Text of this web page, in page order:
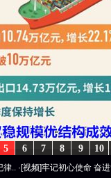
10
9
8
7
6
5
记初心使命 奋进复兴征程丨